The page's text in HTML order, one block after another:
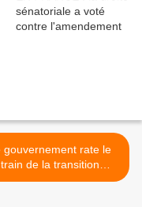
gouvernement rate le
train de la transition
(communiqué